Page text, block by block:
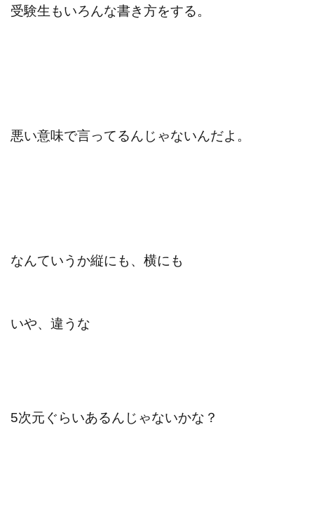
受験生もいろんな書き方をする。
悪い意味で言ってるんじゃないんだよ。
なんていうか縦にも、横にも
いや、違うな
5次元ぐらいあるんじゃないかな？